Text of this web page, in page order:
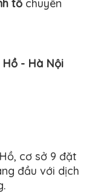
tố chuyên
Hồ - Hà Nội
cơ sở 9 đặt
đầu với dịch